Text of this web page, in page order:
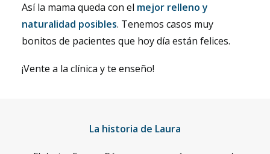
Así la mama queda con el mejor relleno y
naturalidad posibles. Tenemos casos muy
bonitos de pacientes que hoy día están felices.
¡Vente a la clínica y te enseño!
La historia de Laura